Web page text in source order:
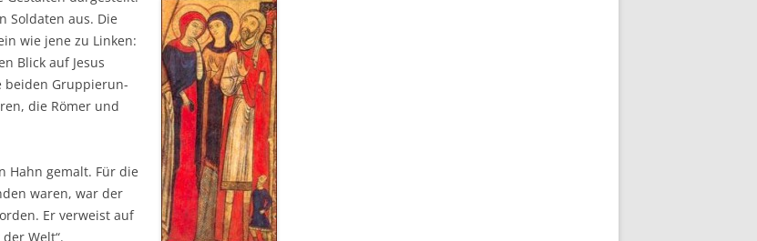
Sol­da­ten aus. Die
wie jene zu Lin­ken:
Blick auf Jesus
bei­den Grup­pie­run­
die Römer und
Hahn gemalt. Für die
waren, war der
Er ver­weist auf
Welt“.